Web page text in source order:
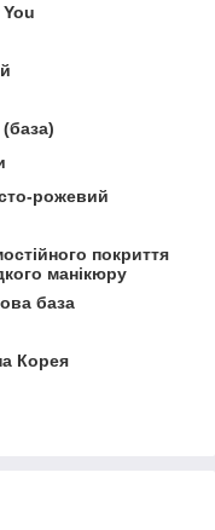
рожевий
покриття
манікюру
база
Корея